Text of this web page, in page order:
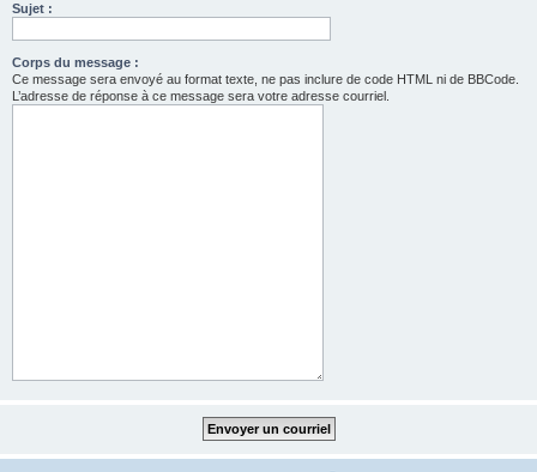
Sujet :
Corps du message :
Ce message sera envoyé au format texte, ne pas inclure de code HTML ni de BBCode.
L’adresse de réponse à ce message sera votre adresse courriel.